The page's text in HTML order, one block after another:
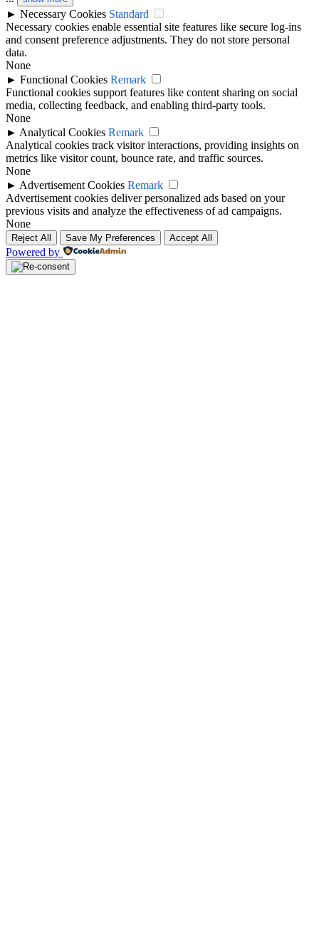
► Necessary Cookies Standard
Necessary cookies enable essential site features like secure log-ins
and consent preference adjustments. They do not store personal
data.
None
► Functional Cookies Remark
Functional cookies support features like content sharing on social
media, collecting feedback, and enabling third-party tools.
None
► Analytical Cookies Remark
Analytical cookies track visitor interactions, providing insights on
metrics like visitor count, bounce rate, and traffic sources.
None
► Advertisement Cookies Remark
Advertisement cookies deliver personalized ads based on your
previous visits and analyze the effectiveness of ad campaigns.
None
Reject All Save My Preferences Accept All
Powered by